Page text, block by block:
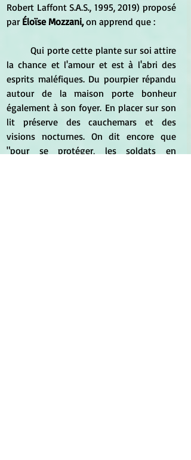
Robert Laffont S.A.S., 1995, 2019) proposé
par Éloïse Mozzani, on apprend que :
Qui porte cette plante sur soi attire
la chance et l'amour et est à l'abri des
esprits maléfiques. Du pourpier répandu
autour de la maison porte bonheur
également à son foyer. En placer sur son
lit préserve des cauchemars et des
visions nocturnes. On dit encore que
"pour se protéger, les soldats en